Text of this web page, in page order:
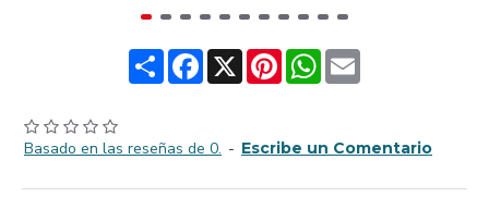
ShareFacebook
X PinterestWhatsApp
Email
Basado en las reseñas de 0. - Escribe un Comentario